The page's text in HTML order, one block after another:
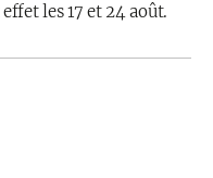
les 17 et 24 août.